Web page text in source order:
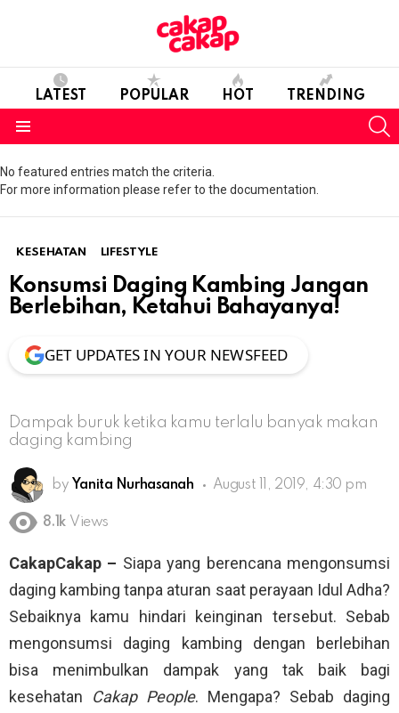
LATEST POPULAR HOT TRENDING
No featured entries match the criteria.
For more information please refer to the documentation.
KESEHATAN LIFESTYLE
Konsumsi Daging Kambing Jangan
Berlebihan, Ketahui Bahayanya!
GET UPDATES IN YOUR NEWSFEED
Dampak buruk ketika kamu terlalu banyak makan
daging kambing
by Yanita Nurhasanah August 11, 2019, 4:30 pm
8.1k Views
CakapCakap – Siapa yang berencana mengonsumsi
daging kambing tanpa aturan saat perayaan Idul Adha?
Sebaiknya kamu hindari keinginan tersebut. Sebab
mengonsumsi daging kambing dengan berlebihan
bisa menimbulkan dampak yang tak baik bagi
kesehatan Cakap People. Mengapa? Sebab daging